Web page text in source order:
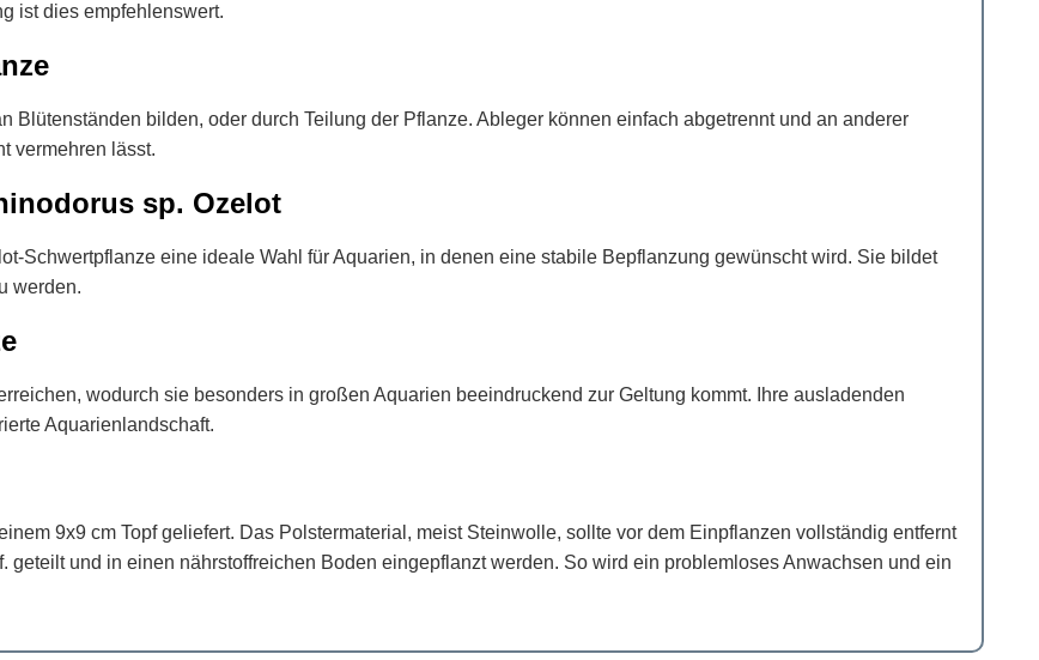
ist dies empfehlenswert.
Blütenständen bilden, oder durch Teilung der Pflanze. Ableger können einfach abgetrennt und an anderer
vermehren lässt.
sp. Ozelot
Schwertpflanze eine ideale Wahl für Aquarien, in denen eine stabile Bepflanzung gewünscht wird. Sie bildet
werden.
wodurch sie besonders in großen Aquarien beeindruckend zur Geltung kommt. Ihre ausladenden
Aquarienlandschaft.
9x9 cm Topf geliefert. Das Polstermaterial, meist Steinwolle, sollte vor dem Einpflanzen vollständig entfernt
und in einen nährstoffreichen Boden eingepflanzt werden. So wird ein problemloses Anwachsen und ein